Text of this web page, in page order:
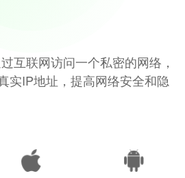
互联网访问一个私密的网络，
实IP地址，提高网络安全和隐